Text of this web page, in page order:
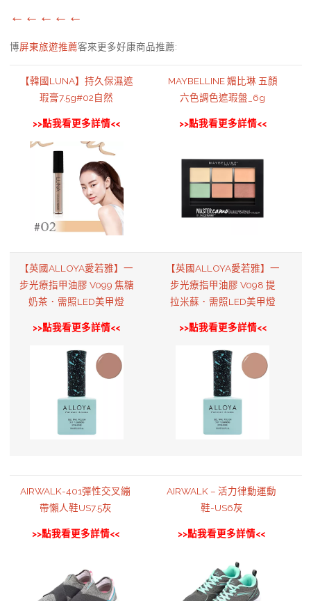
←←←←←
博屏東旅遊推薦客來更多好康商品推薦:
【韓國LUNA】持久保濕遮
瑕膏7.5g#02自然
>>點我看更多詳情<<
MAYBELLINE 媚比琳 五顏
六色調色遮瑕盤_6g
>>點我看更多詳情<<
【英國ALLOYA愛若雅】一
步光療指甲油膠 V099 焦糖
奶茶．需照LED美甲燈
>>點我看更多詳情<<
【英國ALLOYA愛若雅】一
步光療指甲油膠 V098 提
拉米蘇．需照LED美甲燈
>>點我看更多詳情<<
AIRWALK-401彈性交叉繃
帶懶人鞋US7.5灰
>>點我看更多詳情<<
AIRWALK – 活力律動運動
鞋-US6灰
>>點我看更多詳情<<